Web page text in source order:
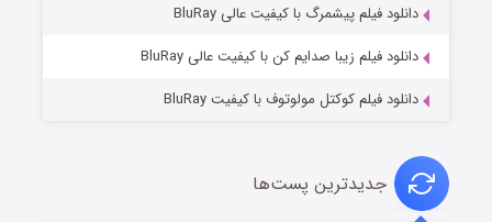
دانلود فیلم پیشمرگ با کیفیت عالی BluRay
دانلود فیلم زیبا صدایم کن با کیفیت عالی BluRay
دانلود فیلم کوکتل مولوتوف با کیفیت BluRay
جدیدترین پست‌ها